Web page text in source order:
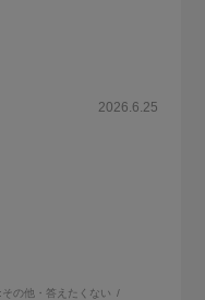
2026.6.25
その他・答えたくない